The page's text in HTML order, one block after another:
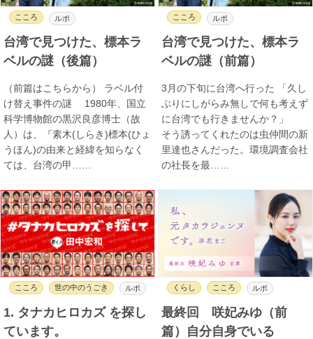
こころ ルポ
台湾で見つけた、標本ラ
ベルの謎（後篇）
（前篇はこちらから） ラベル付
け替え事件の謎 1980年、国立
科学博物館の黒沢良彦博士（故
人）は、『素木(しらき)標本(ひょ
うほん)の由来と経緯を知らなく
ては、台湾の甲……
こころ ルポ
台湾で見つけた、標本ラ
ベルの謎（前篇）
3月の下旬に台湾へ行った 「久し
ぶりにしがらみ無しで何も考えず
に台湾でも行きませんか？」
そう誘ってくれたのは虫仲間の新
里達也さんだった。環境調査会社
の社長を最……
こころ 世の中のうごき ルポ
1. タナカヒロカズ を探し
ています。
くらし こころ ルポ
最終回 咲妃みゆ（前
篇）自分自身でいる